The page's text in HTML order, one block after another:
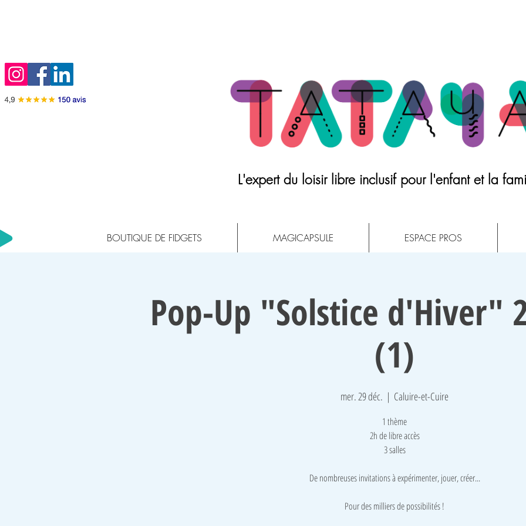
L'expert du loisir libre inclusif pour l'enfant et la
BOUTIQUE DE FIDGETS MAGICAPSULE ESPACE PROS
Pop-Up "Solstice d'Hiver"
(1)
mer. 29 déc.
  |
Caluire-et-Cuire
1 thème
2h de libre accès
3 salles
De nombreuses invitations à expérimenter, jouer, créer...
Pour des milliers de possibilités !